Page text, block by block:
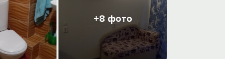
+8 фото